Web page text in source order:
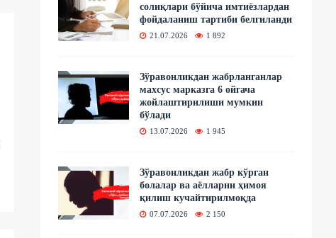
солиқлари бўйича имтиёзлардан
фойдаланиш тартиби белгиланди
21.07.2026 1 892
Зўравонликдан жабрланганлар
махсус марказга 6 ойгача
жойлаштирилиши мумкин
бўлади
13.07.2026 1 945
Зўравонликдан жабр кўрган
болалар ва аёлларни ҳимоя
қилиш кучайтирилмоқда
07.07.2026 2 150